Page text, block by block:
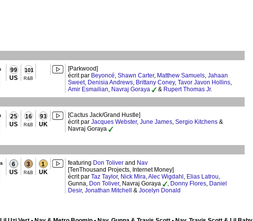
99
US
101
R&B
[Parkwood]
écrit par Beyoncé, Shawn Carter, Matthew Samuels, Jahaan
Sweet, Denisia Andrews, Brittany Coney, Tavor Javon Hollins,
Amir Esmailian, Navraj Goraya & Rupert Thomas Jr.
25
US
16
R&B
93
UK
[Cactus Jack/Grand Hustle]
écrit par Jacques Webster, June James, Sergio Kitchens &
Navraj Goraya
6
US
3
R&B
1
UK
featuring Don Toliver and Nav
[TenThousand Projects, Internet Money]
écrit par Taz Taylor, Nick Mira,Alec Wigdahl , Elias Latrou,
Gunna, Don Toliver, Navraj Goraya , Donny Flores, Daniel
Desir, Jonathan Mitchell & Jocelyn Donald